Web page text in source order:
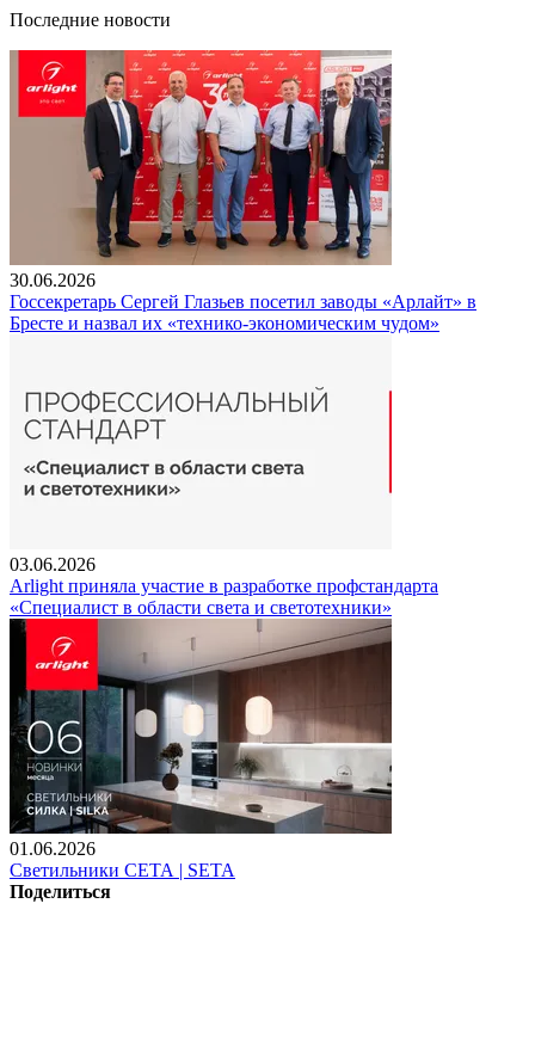
Последние новости
30.06.2026
Госсекретарь Сергей Глазьев посетил заводы «Арлайт» в
Бресте и назвал их «технико-экономическим чудом»
03.06.2026
Arlight приняла участие в разработке профстандарта
«Специалист в области света и светотехники»
01.06.2026
Светильники СЕТА | SETA
Поделиться